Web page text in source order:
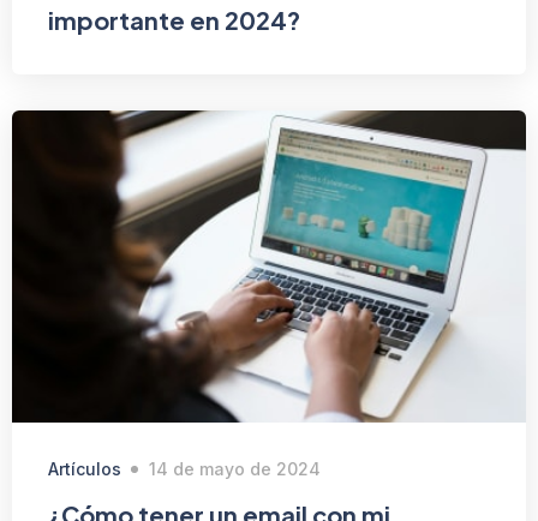
importante en 2024?
Artículos 14 de mayo de 2024
¿Cómo tener un email con mi